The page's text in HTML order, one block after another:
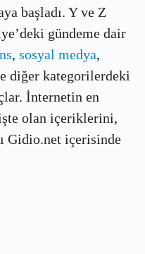
başladı. Y ve Z
gündeme dair
, sosyal medya,
diğer kategorilerdeki
İnternetin en
olan içeriklerini,
Gidio.net içerisinde